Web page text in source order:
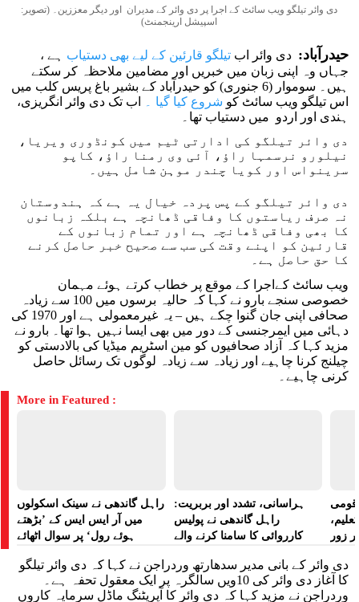
دی وائر تیلگو ویب سائٹ کے اجرا پر دی وائر کے مدیران اور دیگر معززین۔ (تصویر:
اسپیشل ارینجمنٹ)
حیدرآباد: دی وائر ابتیلگو قارئین کے لیے بھی دستیاب ہے ،
جہاں وہ اپنی زبان میں خبریں اور مضامین ملاحظہ کر سکتے
ہیں۔ سوموار (6 جنوری) کو حیدرآباد کے بشیر باغ پریس کلب میں
اس تیلگو ویب سائٹ کو شروع کیا گیا ۔
اب تک دی وائر انگریزی،
ہندی اور اردو میں دستیاب تھا۔
دی وائر تیلگو کی ادارتی ٹیم میں کونڈوری ویریا،
نیلورو نرسمہا راؤ، آئی وی رمنا راؤ، کاپو
سرینواس اور کویا چندر موہن شامل ہیں۔
دی وائر تیلگو کے پس پردہ خیال یہ ہے کہ ہندوستان
نہ صرف ریاستوں کا وفاقی ڈھانچہ ہے بلکہ زبانوں
کا بھی وفاقی ڈھانچہ ہے اور تمام زبانوں کے
قارئین کو اپنے وقت کی سب سے صحیح خبر حاصل کرنے
کا حق حاصل ہے۔
ویب سائٹ کےاجرا کے موقع پر خطاب کرتے ہوئے مہمان
خصوصی سنجے بارو نے کہا کہ حالیہ برسوں میں 100 سے زیادہ
صحافی اپنی جان گنوا چکے ہیں – یہ غیرمعمولی ہے اور 1970 کی
دہائی میں ایمرجنسی کے دور میں بھی ایسا نہیں ہوا تھا۔ بارو نے
مزید کہا کہ آزاد صحافیوں کو مین اسٹریم میڈیا کی بالادستی کو
چیلنج کرنا چاہیے اور زیادہ سے زیادہ لوگوں تک رسائل حاصل
کرنی چاہیے۔
More in Featured :
راہل گاندھی نے سینک اسکولوں
میں آر ایس ایس کے ’بڑھتے
ہوئے رول‘ پر سوال اٹھائے
ہراسانی، تشدد اور بربریت:
راہل گاندھی نے پولیس
کارروائی کا سامنا کرنے والے
قومی
زور
دی وائر کے بانی مدیر سدھارتھ وردراجن نے کہا کہ دی وائر تیلگو
کا آغاز دی وائر کی 10ویں سالگرہ پر ایک معقول تحفہ ہے۔
وردراجن نے مزید کہا کہ دی وائر کا آپریٹنگ ماڈل سرمایہ کاروں